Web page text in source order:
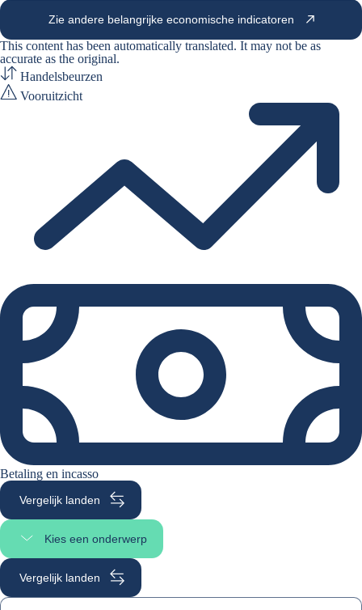
Zie andere belangrijke economische indicatoren
This content has been automatically translated. It may not be as
accurate as the original.
Handelsbeurzen
Vooruitzicht
Betaling en incasso
Vergelijk landen
Kies een onderwerp
Selecteer paginasectie
Vergelijk landen